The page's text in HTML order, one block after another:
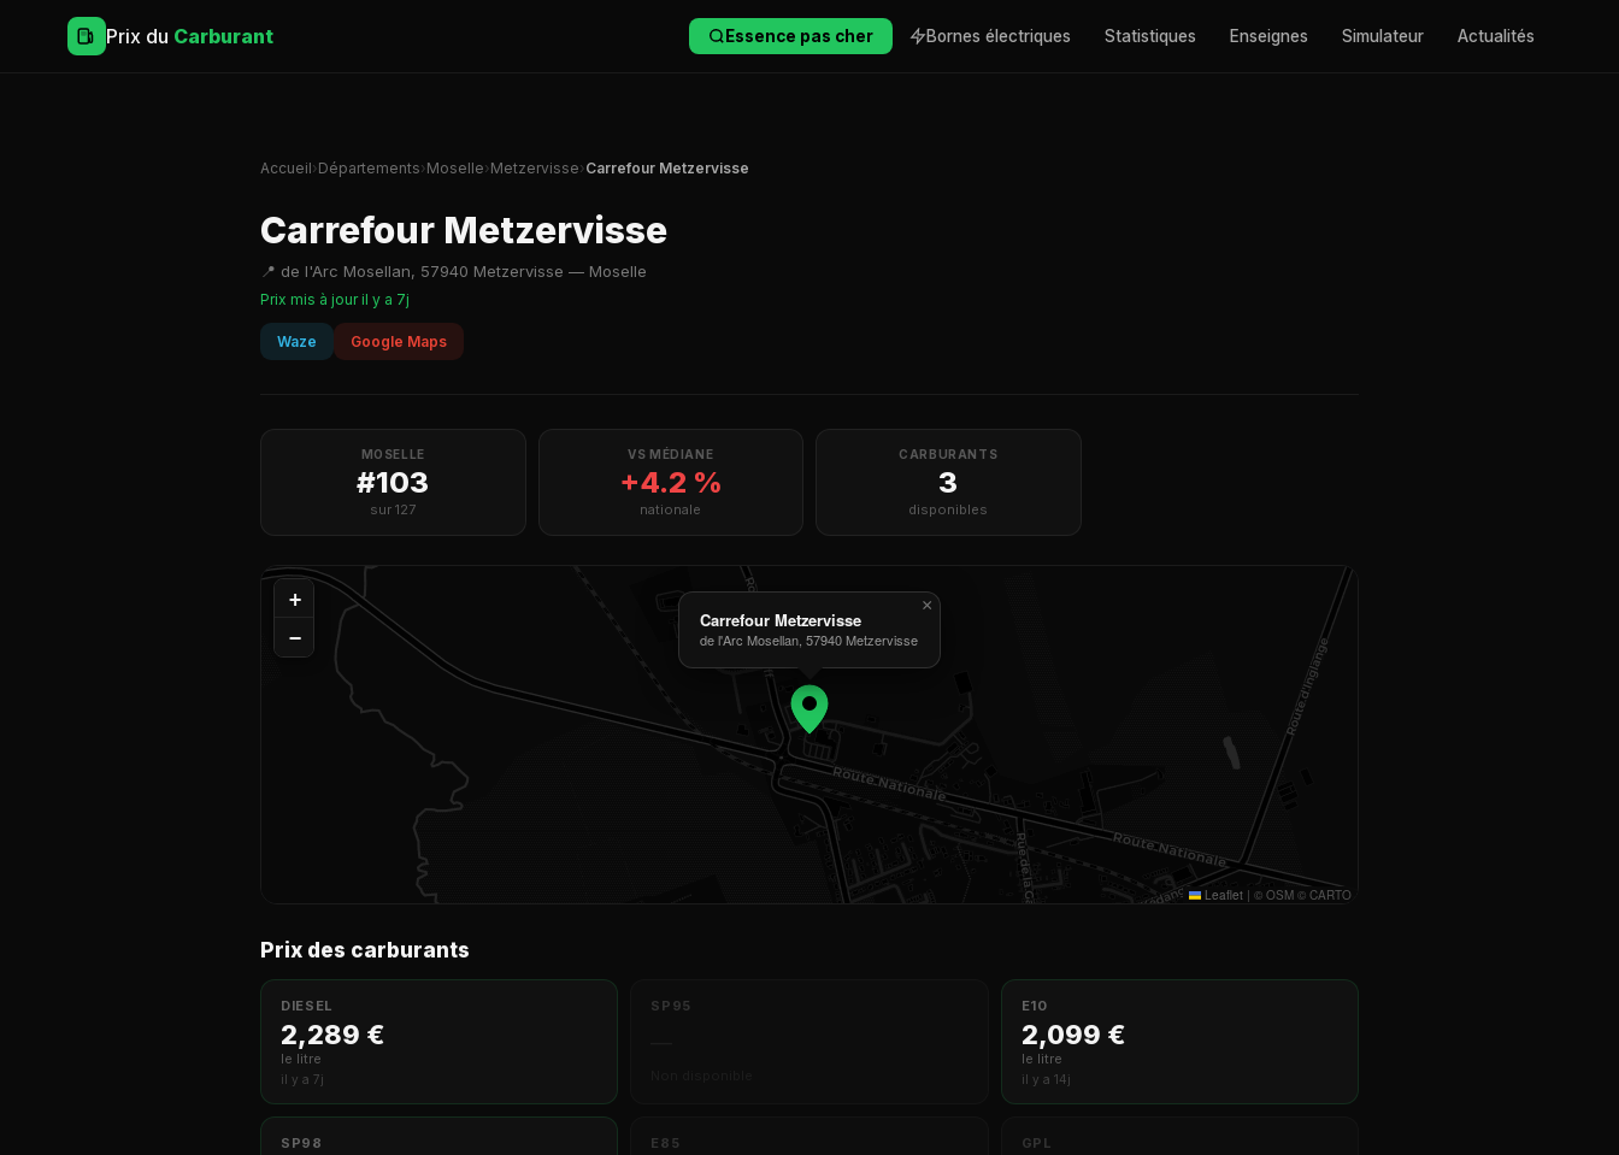
Prix du Carburant Essence pas cher Bornes électriques Statistiques Enseignes Simulateur Actualités
Accueil›Départements›Moselle›Metzervisse›Carrefour Metzervisse
Carrefour Metzervisse
📍 de l'Arc Mosellan, 57940 Metzervisse — Moselle
Prix mis à jour il y a 7j
Waze Google Maps
MOSELLE
#103
sur 127
VS MÉDIANE
+4.2 %
nationale
CARBURANTS
3
disponibles
Carrefour Metzervisse
de l'Arc Mosellan, 57940 Metzervisse
×
+
−
Leaflet | © OSM © CARTO
Prix des carburants
DIESEL
2,289 €
le litre
il y a 7j
SP95 E10
2,099 €
le litre
il y a 14j
SP98 E85 GPL